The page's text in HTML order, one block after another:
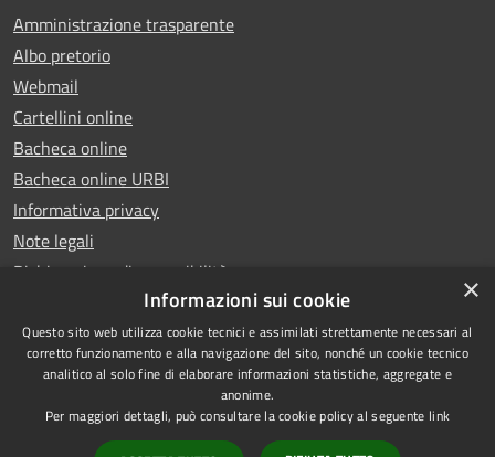
Amministrazione trasparente
Albo pretorio
Webmail
Cartellini online
Bacheca online
Bacheca online URBI
Informativa privacy
Note legali
Dichiarazione di accessibilità
RSS
Accessibilità
Copyright © 2025 Comune di
Ariano Irpino
Powered byMunicipium
×
Informazioni sui cookie
Questo sito web utilizza cookie tecnici e assimilati strettamente necessari al
corretto funzionamento e alla navigazione del sito, nonché un cookie tecnico
analitico al solo fine di elaborare informazioni statistiche, aggregate e
anonime.
Per maggiori dettagli, può consultare la cookie policy al seguente link